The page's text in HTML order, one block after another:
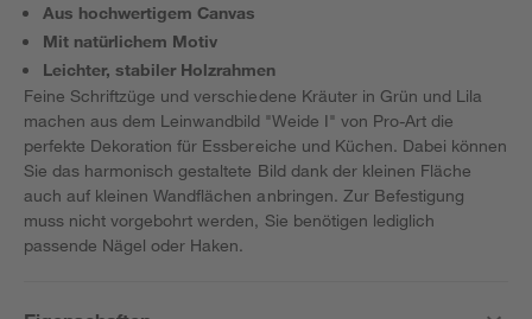
Aus hochwertigem Canvas
Mit natürlichem Motiv
Leichter, stabiler Holzrahmen
Feine Schriftzüge und verschiedene Kräuter in Grün und Lila
machen aus dem Leinwandbild "Weide I" von Pro-Art die
perfekte Dekoration für Essbereiche und Küchen. Dabei können
Sie das harmonisch gestaltete Bild dank der kleinen Fläche
auch auf kleinen Wandflächen anbringen. Zur Befestigung
muss nicht vorgebohrt werden, Sie benötigen lediglich
passende Nägel oder Haken.